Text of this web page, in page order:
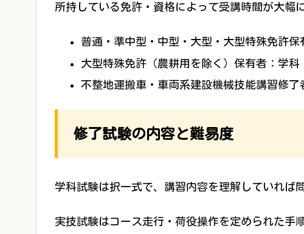
所持している免許・資格によって受講時間が大幅
普通・準中型・中型・大型・大型特殊免許
大型特殊免許（農耕用を除く）保有者：学
不整地運搬車・車両系建設機械技能講習修
修了試験の内容と難易度
学科試験は択一式で、講習内容を理解していれば
実技試験はコース走行・荷役操作を定められた手